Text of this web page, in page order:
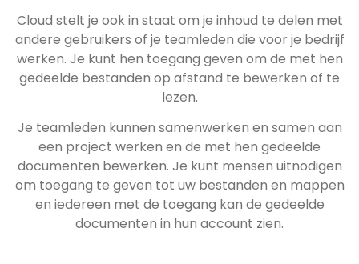
Cloud stelt je ook in staat om je inhoud te delen met
andere gebruikers of je teamleden die voor je bedrijf
werken. Je kunt hen toegang geven om de met hen
gedeelde bestanden op afstand te bewerken of te
lezen.
Je teamleden kunnen samenwerken en samen aan
een project werken en de met hen gedeelde
documenten bewerken. Je kunt mensen uitnodigen
om toegang te geven tot uw bestanden en mappen
en iedereen met de toegang kan de gedeelde
documenten in hun account zien.